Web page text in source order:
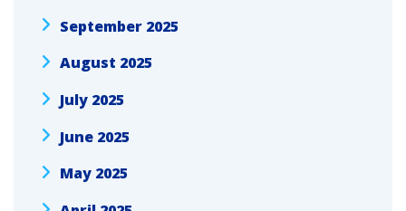
September 2025
August 2025
July 2025
June 2025
May 2025